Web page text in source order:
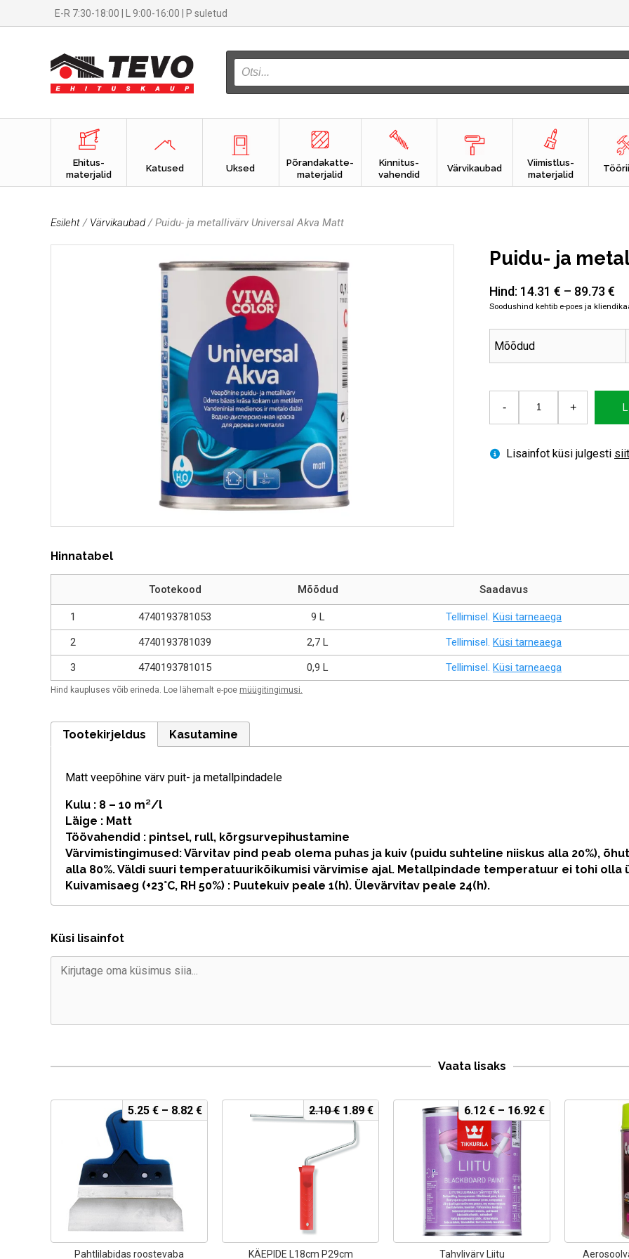
E-R 7:30-18:00 | L 9:00-16:00 | P suletud
PRODUCTS
SEARCH
Ehitus-
materjalid
Katused Uksed
Põrandakatte-
materjalid
Kinnitus-
vahendid
Värvikaubad
Viimistlus-
materjalid
Esileht/ Värvikaubad/ Puidu- ja metallivärv Universal Akva Matt
Puidu- ja
Hind: 14.31 € – 89.73 €
Mõõdud
-
Universal
+
Lisainfot küsi julgesti siit
Hinnatabel
Tootekood Mõõdud Saadavus
1 4740193781053 9 L Tellimisel. Küsi tarneaega
2 4740193781039 2,7 L Tellimisel. Küsi tarneaega
3 4740193781015 0,9 L Tellimisel. Küsi tarneaega
Hind kaupluses võib erineda. Loe lähemalt e-poe müügitingimusi.
Tootekirjeldus Kasutamine
Matt veepõhine värv puit- ja metallpindadele
Kulu : 8 – 10 m²/l
Läige : Matt
Töövahendid : pintsel, rull, kõrgsurvepihustamine
Värvimistingimused: Värvitav pind peab olema puhas ja kuiv (puidu suhteline niiskus alla 20%),
alla 80%. Väldi suuri temperatuurikõikumisi värvimise ajal. Metallpindade temperatuur ei tohi olla
Kuivamisaeg (+23°C, RH 50%) : Puutekuiv peale 1(h). Ülevärvitav peale 24(h).
Küsi lisainfot
Vaata lisaks
Pahtlilabidas roostevaba
5.25 € – 8.82 €
KÄEPIDE L18cm P29cm
2.10€ Algne
hind
oli:
2.10 €.
1.89 €Current
price
Tahvlivärv Liitu
6.12 € – 16.92 €